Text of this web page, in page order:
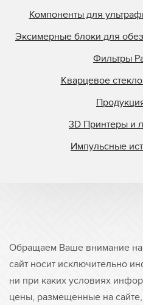
Компоненты для
Эксимерные блоки для
Фильтры
Кварцевое
3D Принтеры и
Импульсные
Обращаем Ваше внимание на
сайт носит исключительно
ни при каких условиях
цены, размещенные на